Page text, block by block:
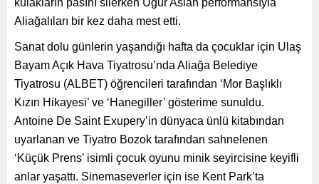
Aliağalıları bir kez daha mest etti.
Sanat dolu günlerin yaşandığı hafta da çocuklar için Ulaş
Bayam Açık Hava Tiyatrosu’nda Aliağa Belediye
Tiyatrosu (ALBET) öğrencileri tarafından ‘Mor Başlıklı
Kızın Hikayesi’ ve ‘Hanegiller’ gösterime sunuldu.
Antoine De Saint Exupery’in dünyaca ünlü kitabından
uyarlanan ve Tiyatro Bozok tarafından sahnelenen
‘Küçük Prens’ isimli çocuk oyunu minik seyircisine keyifli
anlar yaşattı. Sinemaseverler için ise Kent Park’ta